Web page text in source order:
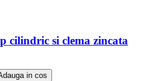
cilindric si clema zincata
in cos